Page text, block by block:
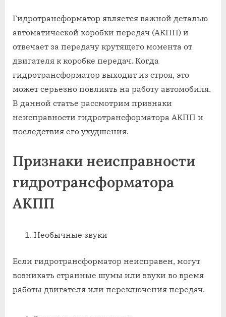
Гидротрансформатор является важной деталью
автоматической коробки передач (АКПП) и
отвечает за передачу крутящего момента от
двигателя к коробке передач. Когда
гидротрансформатор выходит из строя, это
может серьезно повлиять на работу автомобиля.
В данной статье рассмотрим признаки
неисправности гидротрансформатора АКПП и
последствия его ухудшения.
Признаки неисправности
гидротрансформатора
АКПП
Необычные звуки
Если гидротрансформатор неисправен, могут
возникать странные шумы или звуки во время
работы двигателя или переключения передач.